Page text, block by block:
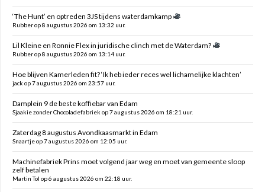
‘The Hunt’ en optreden 3JS tijdens waterdamkamp
Rubber op 8 augustus 2026 om 13:32 uur.
Lil Kleine en Ronnie Flex in juridische clinch met de Waterdam?
Rubber op 8 augustus 2026 om 13:14 uur.
Hoe blijven Kamerleden fit? ‘Ik heb ieder reces wel lichamelijke klachten’
jack op 7 augustus 2026 om 23:57 uur.
Damplein 9 de beste koffiebar van Edam
Sjaakie zonder Chocoladefabriek op 7 augustus 2026 om 18:21 uur.
Zaterdag 8 augustus Avondkaasmarkt in Edam
Snaartje op 7 augustus 2026 om 12:05 uur.
Machinefabriek Prins moet volgend jaar weg en moet van gemeente sloop
zelf betalen
Martin Tol op 6 augustus 2026 om 22:18 uur.